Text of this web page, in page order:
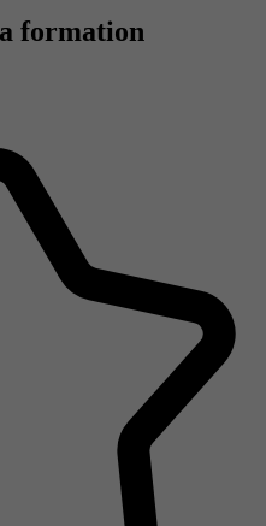
formation